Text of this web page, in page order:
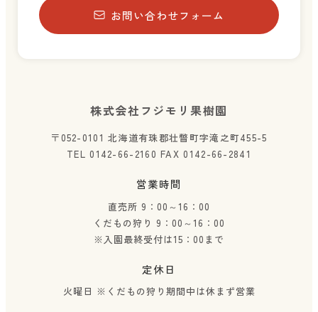
お問い合わせフォーム
株式会社フジモリ果樹園
〒052-0101 北海道有珠郡壮瞥町字滝之町455-5
TEL 0142-66-2160 FAX 0142-66-2841
営業時間
直売所 9：00～16：00
くだもの狩り 9：00～16：00
※入園最終受付は15：00まで
定休日
火曜日 ※くだもの狩り期間中は休まず営業